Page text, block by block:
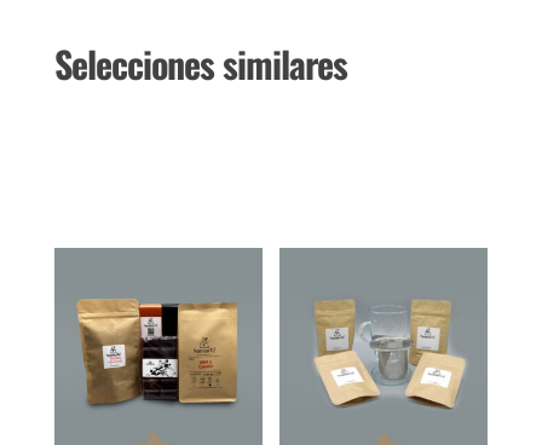
Selecciones similares